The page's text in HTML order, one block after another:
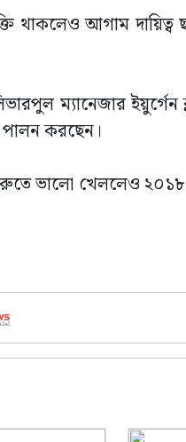
থাকলেও আগাম
ম্যানেজার
পালন করছেন।
ভালো খেললেও